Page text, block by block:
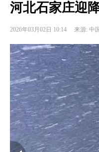
河北石家庄迎
2026年03月02日 10:14 来源: 中